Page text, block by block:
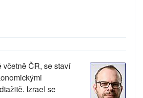
včetně ČR, se staví
Izrael se